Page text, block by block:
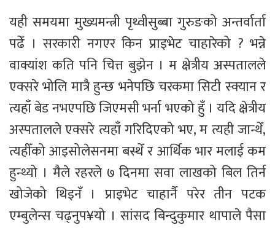
यही समयमा मुख्यमन्त्री पृथ्वीसुब्बा गुरुङको अन्तर्वार्ता
पढेँ । सरकारी नगएर किन प्राइभेट चाहारेको ? भन्ने
वाक्यांश कति पनि चित्त बुझेन । म क्षेत्रीय अस्पतालले
एक्सरे भोलि मात्रै हुन्छ भनेपछि चरकमा सिटी स्क्यान र
त्यहाँ बेड नभएपछि जिएमसी भर्ना भएको हुँ । यदि क्षेत्रीय
अस्पतालले एक्सरे त्यहाँ गरिदिएको भए, म त्यही जान्थेँ,
त्यहीँको आइसोलेसनमा बस्थेँ र आर्थिक भार मलाई कम
हुन्थ्यो । मैले रहरले ७ दिनमा सवा लाखको बिल तिर्न
खोजेको थिइनँ । प्राइभेट चाहार्नै परेर तीन पटक
एम्बुलेन्स चढ्नुप¥यो । सांसद बिन्दुकुमार थापाले पैसा